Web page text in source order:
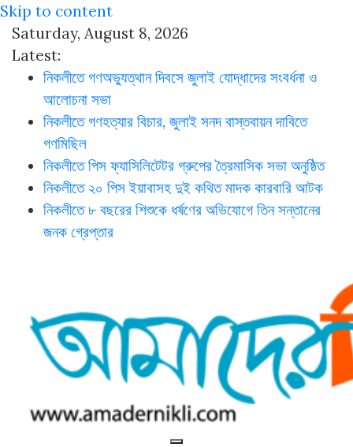
Skip to content
Saturday, August 8, 2026
Latest:
নিকলীতে গণঅভ্যুত্থান দিবসে জুলাই যোদ্ধাদের সংবর্ধনা ও
আলোচনা সভা
নিকলীতে গণহত্যার বিচার, জুলাই সনদ বাস্তবায়ন দাবিতে
গণমিছিল
নিকলীতে পিস ফ্যাসিলিটেটর গ্রুপের ত্রৈমাসিক সভা অনুষ্ঠিত
নিকলীতে ২০ পিস ইয়াবাসহ দুই কথিত মাদক কারবারি আটক
নিকলীতে ৮ বছরের শিশুকে ধর্ষণের অভিযোগে তিন সন্তানের
জনক গ্রেপ্তার
নিকলীর প্রথম অনলাইন সংবাদমাধ্যম